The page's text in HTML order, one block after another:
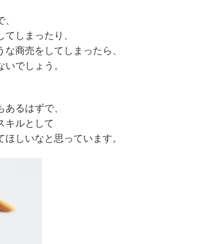
しまったり、
商売をしてしまったら、
でしょう。
るはずで、
キルとして
しいなと思っています。